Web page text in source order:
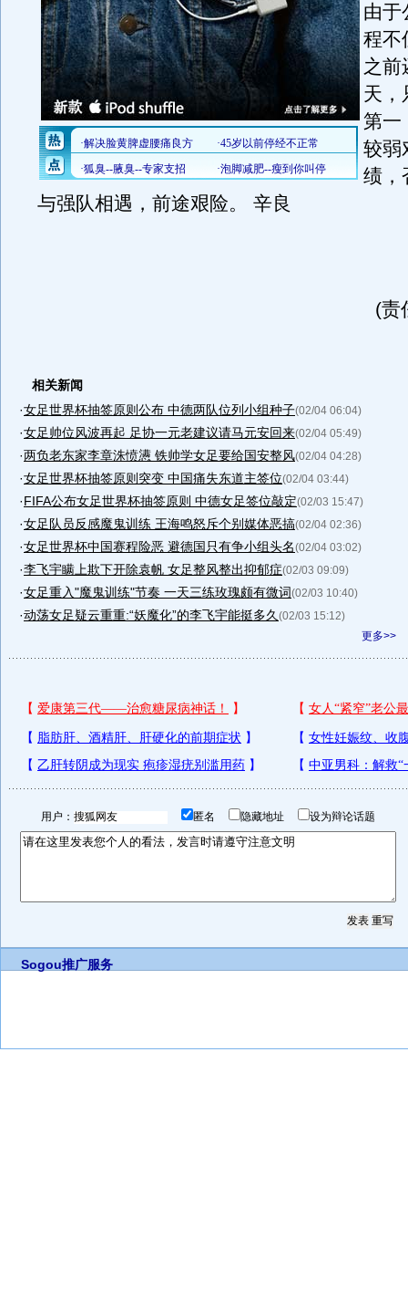
由于
程不
之前
天，
第一
较弱
绩，
与强队相遇，前途艰险。 辛良
(责
相关新闻
·女足世界杯抽签原则公布 中德两队位列小组种子(02/04 06:04)
·女足帅位风波再起 足协一元老建议请马元安回来(02/04 05:49)
·两负老东家李章洙愤懑 铁帅学女足要给国安整风(02/04 04:28)
·女足世界杯抽签原则突变 中国痛失东道主签位(02/04 03:44)
·FIFA公布女足世界杯抽签原则 中德女足签位敲定(02/03 15:47)
·女足队员反感魔鬼训练 王海鸣怒斥个别媒体恶搞(02/04 02:36)
·女足世界杯中国赛程险恶 避德国只有争小组头名(02/04 03:02)
·李飞宇瞒上欺下开除袁帆 女足整风整出抑郁症(02/03 09:09)
·女足重入"魔鬼训练"节奏 一天三练玫瑰颇有微词(02/03 10:40)
·动荡女足疑云重重:“妖魔化”的李飞宇能挺多久 (02/03 15:12)
更多>>
用户： 匿名 隐藏地址 设为辩论话题
Sogou推广服务